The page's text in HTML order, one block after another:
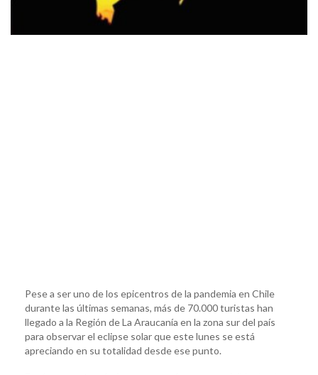
Pese a ser uno de los epicentros de la pandemia en Chile
durante las últimas semanas, más de 70.000 turistas han
llegado a la Región de La Araucanía en la zona sur del país
para observar el eclipse solar que este lunes se está
apreciando en su totalidad desde ese punto.